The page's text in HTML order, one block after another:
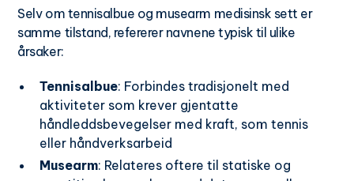
Selv om tennisalbue og musearm medisinsk sett er
samme tilstand, refererer navnene typisk til ulike
årsaker:
Tennisalbue: Forbindes tradisjonelt med
aktiviteter som krever gjentatte
håndleddsbevegelser med kraft, som tennis
eller håndverksarbeid
Musearm: Relateres oftere til statiske og